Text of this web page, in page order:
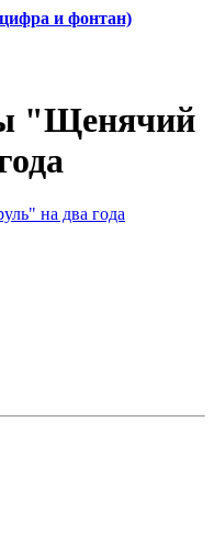
и фонтан)
"Щенячий